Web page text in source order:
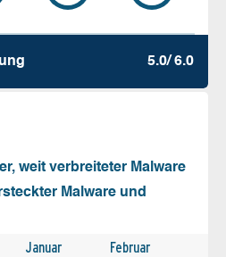
5.0/ 6.0
weit verbreiteter Malware
Malware und
Januar Februar